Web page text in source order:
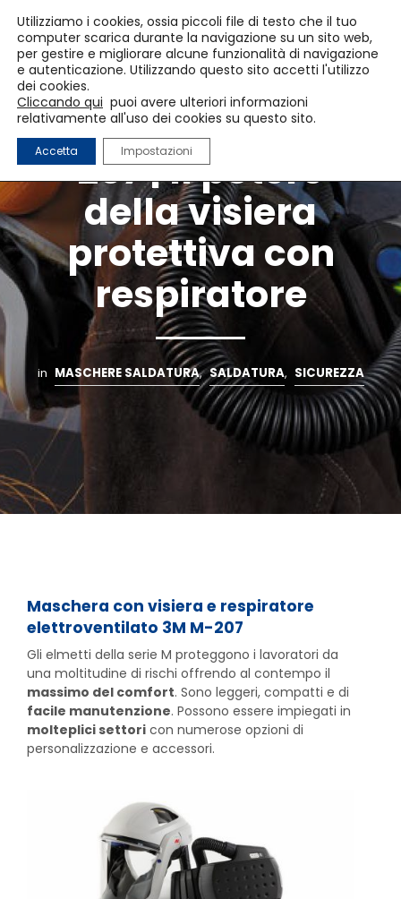
3M Versaflo M-
207 | Il potere
della visiera
protettiva con
respiratore
in MASCHERE SALDATURA, SALDATURA, SICUREZZA
Maschera con visiera e respiratore
elettroventilato 3M M-207
Gli elmetti della serie M proteggono i lavoratori da
una moltitudine di rischi offrendo al contempo il
massimo del comfort. Sono leggeri, compatti e di
facile manutenzione. Possono essere impiegati in
molteplici settori con numerose opzioni di
personalizzazione e accessori.
Utilizziamo i cookies, ossia piccoli file di testo che il tuo
computer scarica durante la navigazione su un sito web,
per gestire e migliorare alcune funzionalità di navigazione
e autenticazione. Utilizzando questo sito accetti l'utilizzo
dei cookies.
Cliccando qui puoi avere ulteriori informazioni
relativamente all'uso dei cookies su questo sito.
Accetta Impostazioni